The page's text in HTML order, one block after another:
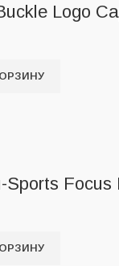
Logo
Sports Focus